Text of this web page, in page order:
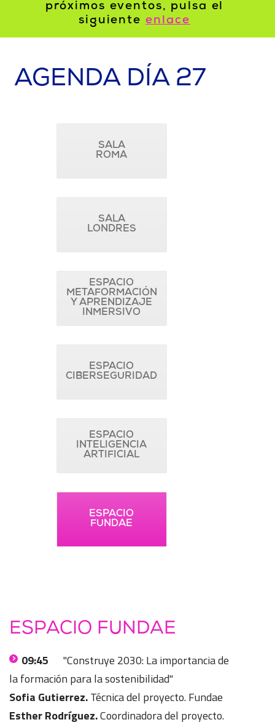
próximos eventos, pulsa el
siguienteenlace
AGENDA DÍA 27
SALA
ROMA
SALA
LONDRES
ESPACIO
METAFORMACIÓN
Y APRENDIZAJE
INMERSIVO
ESPACIO
CIBERSEGURIDAD
ESPACIO
INTELIGENCIA
ARTIFICIAL
ESPACIO
FUNDAE
ESPACIO FUNDAE
09:45
"Construye 2030: La importancia de
la formación para la sostenibilidad"
Sofia Gutierrez.Técnica del proyecto. Fundae
Esther Rodríguez.Coordinadora del proyecto.